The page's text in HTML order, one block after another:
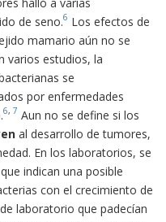
de seno.6 Los efectos de
mamario aún no se
varios estudios, la
se
por enfermedades
6, 7 Aun no se define si los
al desarrollo de tumores,
En los laboratorios, se
indican una posible
con el crecimiento de
laboratorio que padecían